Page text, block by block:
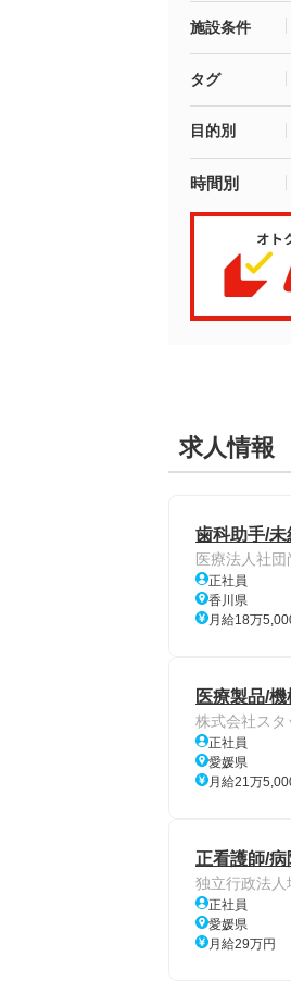
施設条件
タグ
目的別
時間別
求人情報
歯科助手/
医療法人社
正社員
香川県
月給18万
医療製品/
株式会社スタ
正社員
愛媛県
月給21万
正看護師/
独立行政法
正社員
愛媛県
月給29万円